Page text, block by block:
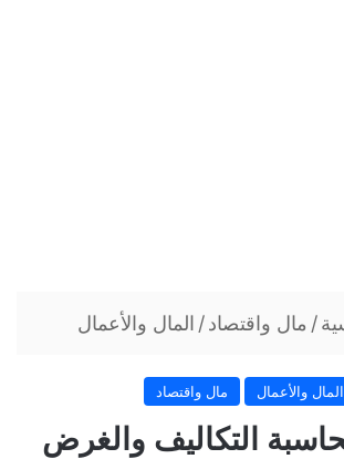
/ مال واقتصاد/ المال والأعمال
المال والأعمال مال واقتصاد
التكاليف والغرض